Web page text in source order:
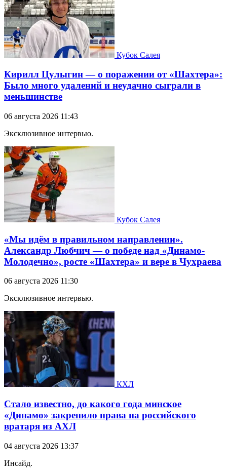
Кубок Салея
Кирилл Цулыгин — о поражении от «Шахтера»:
Было много удалений и неудачно сыграли в
меньшинстве
06 августа 2026 11:43
Эксклюзивное интервью.
Кубок Салея
«Мы идём в правильном направлении».
Александр Любчич — о победе над «Динамо-
Молодечно», росте «Шахтера» и вере в Чухраева
06 августа 2026 11:30
Эксклюзивное интервью.
КХЛ
Стало известно, до какого года минское
«Динамо» закрепило права на российского
вратаря из АХЛ
04 августа 2026 13:37
Инсайд.